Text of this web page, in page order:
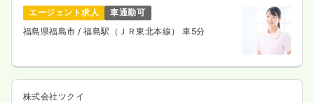
エージェント求人
車通勤可
福島県福島市 / 福島駅（ＪＲ東北本線） 車5分
株式会社ツクイ